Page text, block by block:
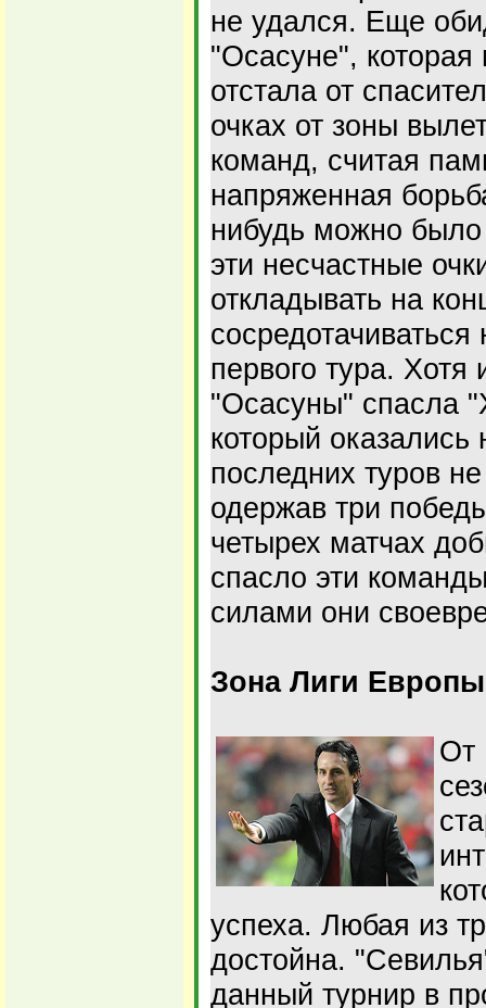
не удался. Еще
"Осасуне", которая
отстала от
очках от зоны
команд, считая
напряженная
нибудь можно было
эти несчастные
откладывать на
первого тура.
"Осасуны" спасла
который
последних туров
одержав три
четырех матчах
спасло эти
силами они
Зона Лиги Европы
От
успеха. Любая из
достойна.
данный турнир в